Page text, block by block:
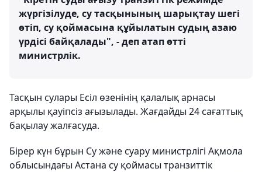
жүргізілуде, су тасқынының шарықтау шегі
өтіп, су қоймасына құйылатын судың азаю
үрдісі байқалады", - деп атап өтті
министрлік.
Тасқын сулары Есіл өзенінің қалалық арнасы
арқылы қауіпсіз ағызылады. Жағдайды 24 сағаттық
бақылау жалғасуда.
Бірер күн бұрын Су және суару министрлігі Ақмола
облысындағы Астана су қоймасы транзиттік